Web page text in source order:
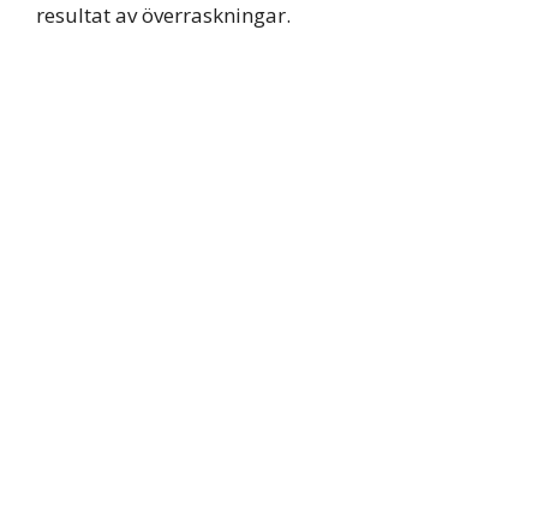
resultat av överraskningar.